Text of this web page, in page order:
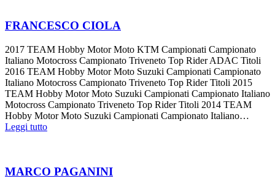
FRANCESCO CIOLA
2017 TEAM Hobby Motor Moto KTM Campionati Campionato
Italiano Motocross Campionato Triveneto Top Rider ADAC Titoli
2016 TEAM Hobby Motor Moto Suzuki Campionati Campionato
Italiano Motocross Campionato Triveneto Top Rider Titoli 2015
TEAM Hobby Motor Moto Suzuki Campionati Campionato Italiano
Motocross Campionato Triveneto Top Rider Titoli 2014 TEAM
Hobby Motor Moto Suzuki Campionati Campionato Italiano…
Leggi tutto
MARCO PAGANINI